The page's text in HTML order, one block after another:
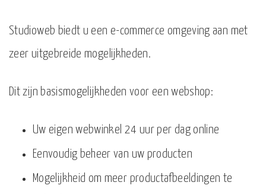
Studioweb biedt u een e-commerce omgeving aan met
zeer uitgebreide mogelijkheden.
Dit zijn basismogelijkheden voor een webshop:
Uw eigen webwinkel 24 uur per dag online
Eenvoudig beheer van uw producten
Mogelijkheid om meer productafbeeldingen te